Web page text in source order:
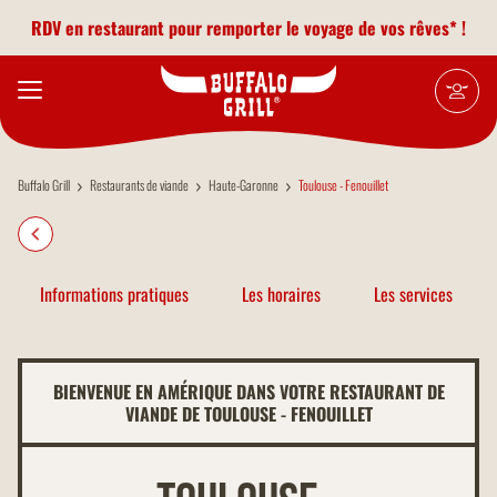
RDV en restaurant pour remporter le voyage de vos rêves* !
Buffalo Grill Restaurants de viande Haute-Garonne Toulouse - Fenouillet
Informations pratiques Les horaires Les services
BIENVENUE EN AMÉRIQUE DANS VOTRE RESTAURANT DE
VIANDE DE TOULOUSE - FENOUILLET